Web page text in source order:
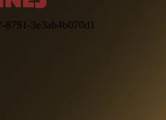
8791-3e3ab4b070d1